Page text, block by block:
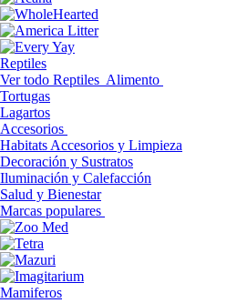
Reptiles
Ver todo Reptiles Alimento
Tortugas
Lagartos
Accesorios
Habitats Accesorios y Limpieza
Decoración y Sustratos
Iluminación y Calefacción
Salud y Bienestar
Marcas populares
Mamiferos